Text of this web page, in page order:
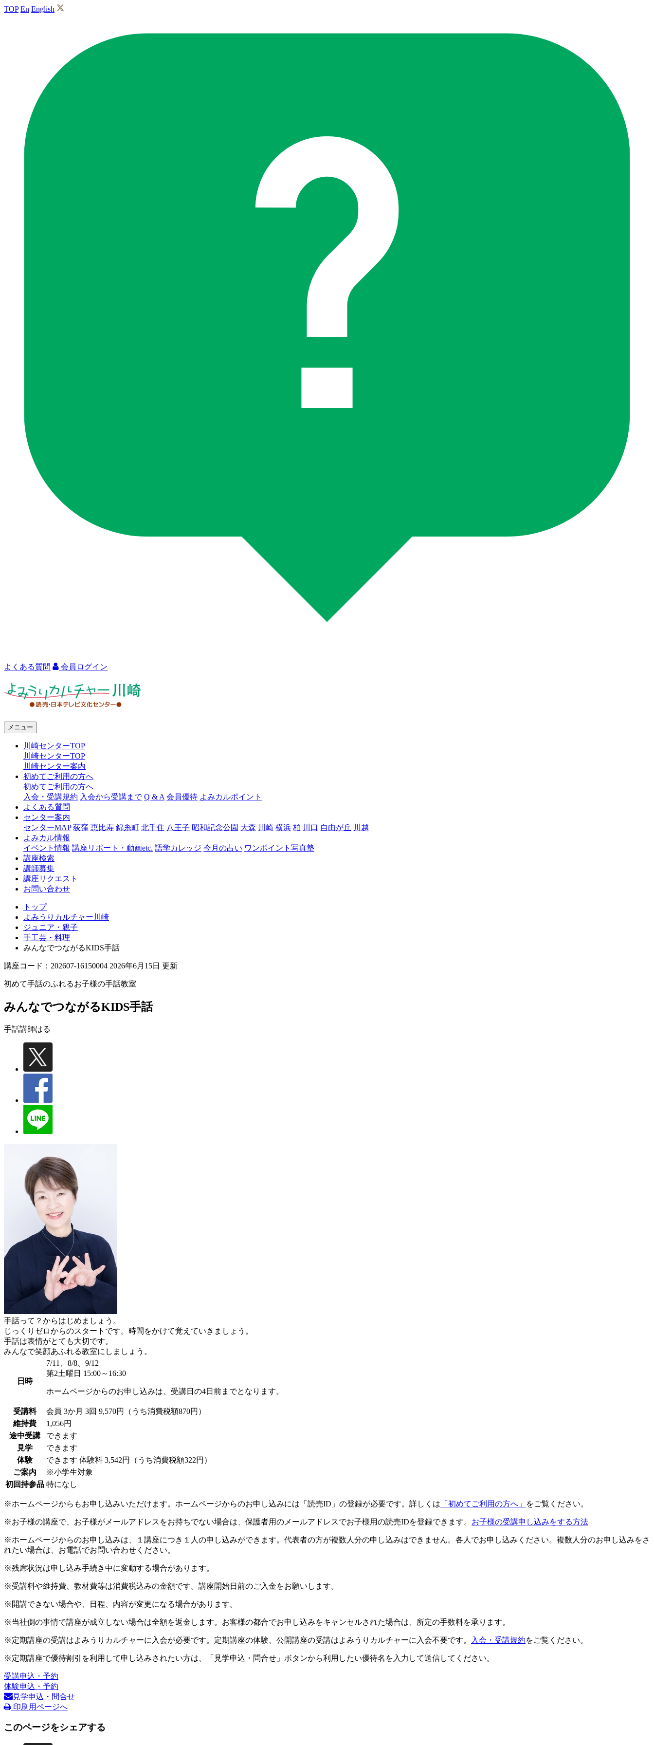
TOP En English
よくある質問 会員ログイン
ャ
川
崎
メニュー
川崎センターTOP
川崎センターTOP
川崎センター案内
初めてご利用の方へ
初めてご利用の方へ
入会・受講規約 入会から受講まで Q & A 会員優待 よみカルポイント
よくある質問
センター案内
センターMAP 荻窪 恵比寿 錦糸町 北千住 八王子 昭和記念公園 大森 川崎 横浜 柏 川口 自由が丘 川越
よみカル情報
イベント情報 講座リポート・動画etc. 語学カレッジ 今月の占い ワンポイント写真塾
講座検索
講師募集
講座リクエスト
お問い合わせ
トップ
よみうりカルチャー川崎
ジュニア・親子
手工芸・料理
みんなでつながるKIDS手話
講座コード：202607-16150004 2026年6月15日 更新
初めて手話のふれるお子様の手話教室
みんなでつながるKIDS手話
手話講師はる
手話って？からはじめましょう。
じっくりゼロからのスタートです。時間をかけて覚えていきましょう。
手話は表情がとても大切です。
みんなで笑顔あふれる教室にしましょう。
日時
7/11、8/8、9/12
第2土曜日 15:00～16:30
ホームページからのお申し込みは、受講日の4日前までとなります。
受講料 会員 3か月 3回 9,570円（うち消費税額870円）
維持費
1,056円
途中受講
できます
見学
できます
体験
できます 体験料 3,542円（うち消費税額322円）
ご案内
※小学生対象
初回持参品 特になし
※ホームページからもお申し込みいただけます。ホームページからのお申し込みには「読売ID」の登録が必要です。詳しくは 「初めてご利用の方へ」 をご覧ください。
※お子様の講座で、お子様がメールアドレスをお持ちでない場合は、保護者用のメールアドレスでお子様用の読売IDを登録できます。 お子様の受講申し込みをする方法
※ホームページからのお申し込みは、１講座につき１人の申し込みができます。代表者の方が複数人分の申し込みはできません。各人でお申し込みください。複数人分のお申し込みをさ
れたい場合は、お電話でお問い合わせください。
※残席状況は申し込み手続き中に変動する場合があります。
※受講料や維持費、教材費等は消費税込みの金額です。講座開始日前のご入金をお願いします。
※開講できない場合や、日程、内容が変更になる場合があります。
※当社側の事情で講座が成立しない場合は全額を返金します。お客様の都合でお申し込みをキャンセルされた場合は、所定の手数料を承ります。
※定期講座の受講はよみうりカルチャーに入会が必要です。定期講座の体験、公開講座の受講はよみうりカルチャーに入会不要です。 入会・受講規約をご覧ください。
※定期講座で優待割引を利用して申し込みされたい方は、「見学申込・問合せ」ボタンから利用したい優待名を入力して送信してください。
受講申込・予約
体験申込・予約
見学申込・問合せ
印刷用ページへ
このページをシェアする